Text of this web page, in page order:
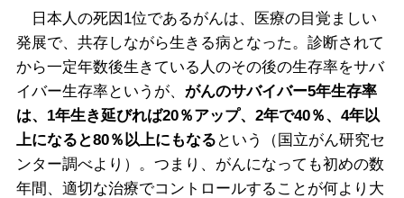
日本人の死因1位であるがんは、医療の目覚ましい
発展で、共存しながら生きる病となった。診断されて
から一定年数後生きている人のその後の生存率をサバ
イバー生存率というが、 がんのサバイバー5年生存率
は、1年生き延びれば20％アップ、2年で40％、4年以
上になると80％以上にもなる という（国立がん研究セ
ンター調べより）。つまり、がんになっても初めの数
年間、適切な治療でコントロールすることが何より大